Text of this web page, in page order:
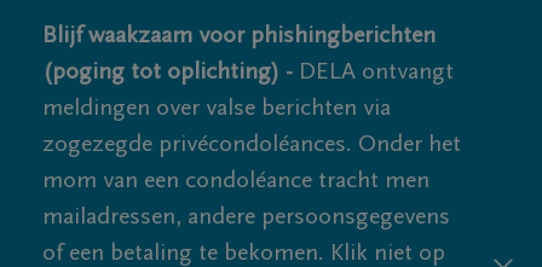
Blijf waakzaam voor phishingberichten
(poging tot oplichting) - DELA ontvangt
meldingen over valse berichten via
zogezegde privécondoléances. Onder het
mom van een condoléance tracht men
mailadressen, andere persoonsgegevens
of een betaling te bekomen. Klik niet op